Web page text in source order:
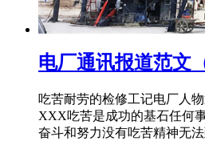
电厂通讯报道范文
吃苦耐劳的检修工记电厂人
XXX吃苦是成功的基石任何
奋斗和努力没有吃苦精神无